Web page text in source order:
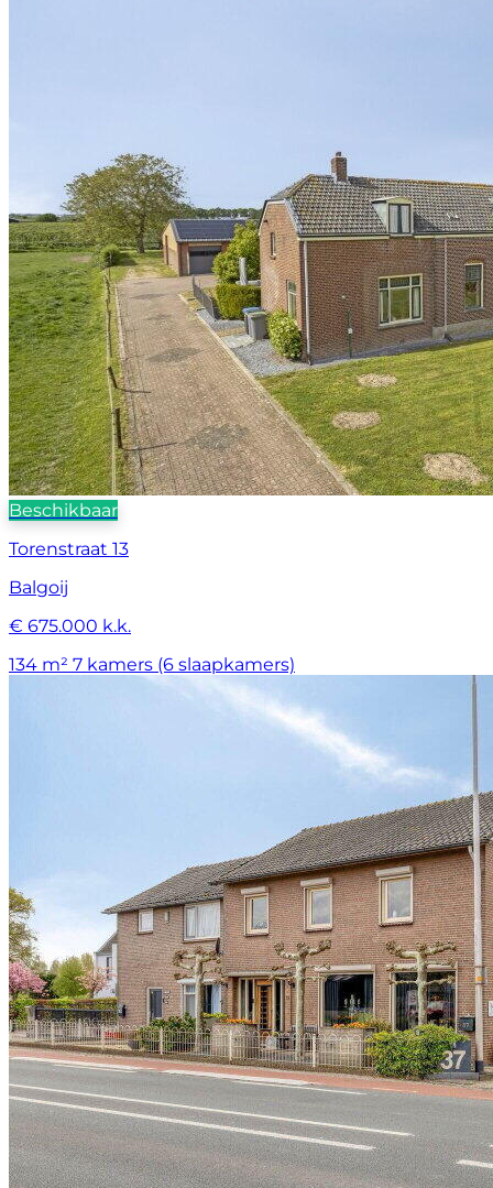
Beschikbaar
Torenstraat 13
Balgoij
€ 675.000 k.k.
134 m² 7 kamers (6 slaapkamers)